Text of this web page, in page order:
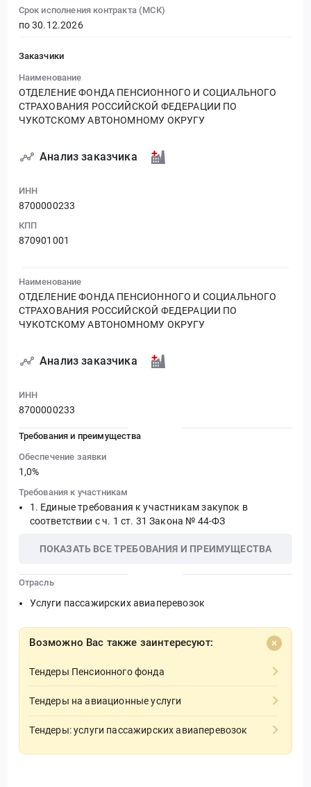
Срок исполнения контракта (МСК)
по 30.12.2026
Заказчики
Наименование
ОТДЕЛЕНИЕ ФОНДА ПЕНСИОННОГО И СОЦИАЛЬНОГО
СТРАХОВАНИЯ РОССИЙСКОЙ ФЕДЕРАЦИИ ПО
ЧУКОТСКОМУ АВТОНОМНОМУ ОКРУГУ
Анализ заказчика
ИНН
8700000233
КПП
870901001
Наименование
ОТДЕЛЕНИЕ ФОНДА ПЕНСИОННОГО И СОЦИАЛЬНОГО
СТРАХОВАНИЯ РОССИЙСКОЙ ФЕДЕРАЦИИ ПО
ЧУКОТСКОМУ АВТОНОМНОМУ ОКРУГУ
Анализ заказчика
ИНН
8700000233
Требования и преимущества
Обеспечение заявки
1,0%
Требования к участникам
Единые требования к участникам закупок в
соответствии с ч. 1 ст. 31 Закона № 44-ФЗ
ПОКАЗАТЬ ВСЕ ТРЕБОВАНИЯ И ПРЕИМУЩЕСТВА
Отрасль
Услуги пассажирских авиаперевозок
Возможно Вас также заинтересуют:
Тендеры Пенсионного фонда
Тендеры на авиационные услуги
Тендеры: услуги пассажирских авиаперевозок